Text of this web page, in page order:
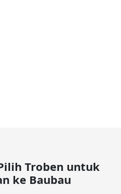
Troben untuk
ke Baubau